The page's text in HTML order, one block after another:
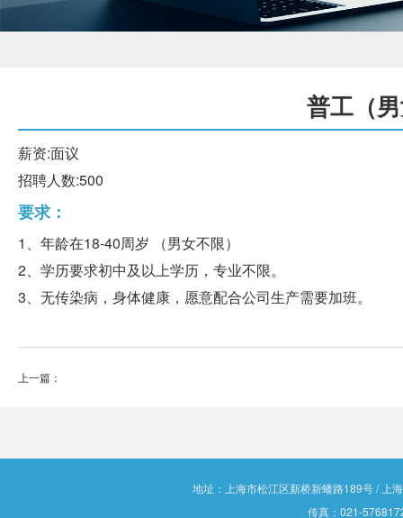
普工（
薪资:面议
招聘人数:500
要求：
1、年龄在18-40周岁 （男女不限）
2、学历要求初中及以上学历，专业不限。
3、无传染病，身体健康，愿意配合公司生产需要加班。
上一篇：
地址：上海市松江区新桥新蟠路189号 / 上
传真：021-